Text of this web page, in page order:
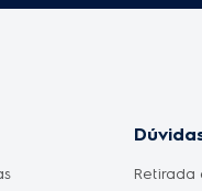
Retirada